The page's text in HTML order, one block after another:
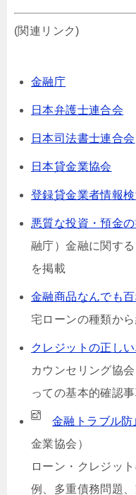
(関連リンク)
金融庁
日本弁護士連合会
日本司法書士連合会
日本貸金業協会
登録貸金業者情報
悪質な投資・預金
融庁）⾦融に関す
を掲載
金融商品なんでも
宅ローンの種類か
クレジットの正し
カウンセリング協会
っての基本的確認
金融トラブル
金業協会）
ローン・クレジッ
例、多重債務問題